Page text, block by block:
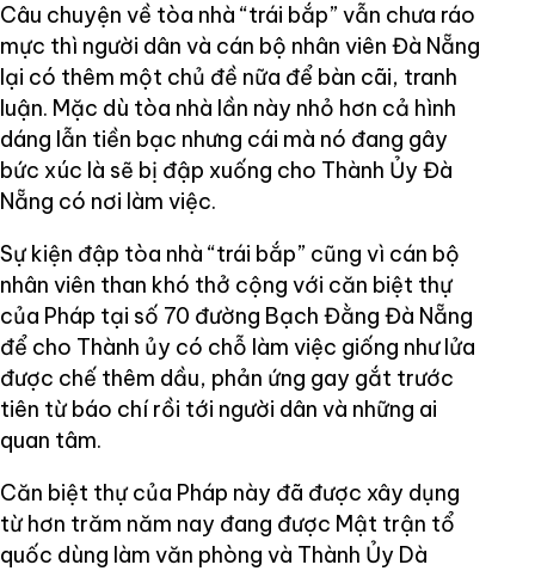
Câu chuyện về tòa nhà “trái bắp” vẫn chưa ráo
mực thì người dân và cán bộ nhân viên Đà Nẵng
lại có thêm một chủ đề nữa để bàn cãi, tranh
luận. Mặc dù tòa nhà lần này nhỏ hơn cả hình
dáng lẫn tiền bạc nhưng cái mà nó đang gây
bức xúc là sẽ bị đập xuống cho Thành Ủy Đà
Nẵng có nơi làm việc.
Sự kiện đập tòa nhà “trái bắp” cũng vì cán bộ
nhân viên than khó thở cộng với căn biệt thự
của Pháp tại số 70 đường Bạch Đằng Đà Nẵng
để cho Thành ủy có chỗ làm việc giống như lửa
được chế thêm dầu, phản ứng gay gắt trước
tiên từ báo chí rồi tới người dân và những ai
quan tâm.
Căn biệt thự của Pháp này đã được xây dụng
từ hơn trăm năm nay đang được Mật trận tổ
quốc dùng làm văn phòng và Thành Ủy Dà